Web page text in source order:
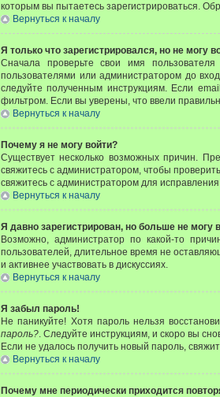
которым вы пытаетесь зарегистрироваться.
Вернуться к началу
Я только что зарегистрировался, но не могу
Сначала проверьте свои имя
пользователями или администратором до
следуйте полученным инструкциям. Если
фильтром. Если вы уверены, что ввели
Вернуться к началу
Почему я не могу войти?
Существует несколько возможных причин.
свяжитесь с администратором, чтобы
свяжитесь с администратором для
Вернуться к началу
Я давно зарегистрирован, но больше не могу
Возможно, администратор по какой-то
пользователей, длительное время не
и активнее участвовать в дискуссиях.
Вернуться к началу
Я забыл пароль!
Не паникуйте! Хотя пароль нельзя
пароль?. Следуйте инструкциям, и скоро вы
Если не удалось получить новый пароль,
Вернуться к началу
Почему мне периодически приходится